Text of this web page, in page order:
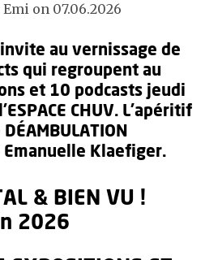
on 07.06.2026
invite au vernissage de
qui regroupent au
et 10 podcasts jeudi
CHUV. L'apéritif
Emanuelle Klaefiger.
& BIEN VU !
2026